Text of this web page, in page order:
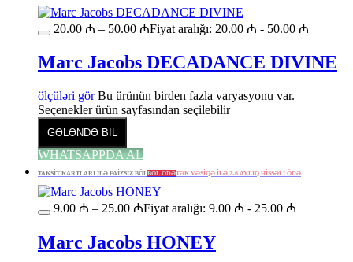
20.00 ₼ – 50.00 ₼Fiyat aralığı: 20.00 ₼ - 50.00 ₼
Marc Jacobs DECADANCE DIVINE
ölçüləri gör Bu ürünün birden fazla varyasyonu var.
Seçenekler ürün sayfasından seçilebilir
GƏLƏNDƏ BİL
WHATSAPPDA AL
TAKSİT KARTLARI İLƏ FAİZSİZ BÖLBÖL ÖDƏTƏK VƏSİQƏ İLƏ 2-6 AYLIQ HİSSƏLİ ÖDƏ
9.00 ₼ – 25.00 ₼Fiyat aralığı: 9.00 ₼ - 25.00 ₼
Marc Jacobs HONEY